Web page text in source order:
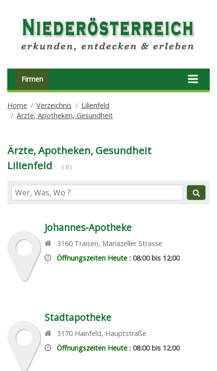
Firmen
Home Verzeichnis
Lilienfeld
Ärzte, Apotheken, Gesundheit
Ärzte, Apotheken, Gesundheit
Lilienfeld
( 8 )
Johannes-Apotheke
3160 Traisen, Mariazeller Strasse
Öffnungszeiten Heute :08:00 bis 12:00
Stadtapotheke
3170 Hainfeld, Hauptstraße
Öffnungszeiten Heute :08:00 bis 12:00